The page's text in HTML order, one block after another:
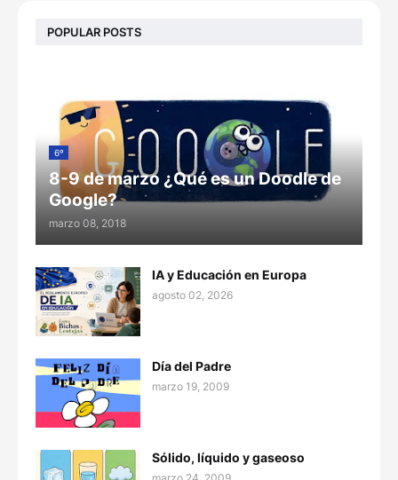
POPULAR POSTS
6º
8-9 de marzo ¿Qué es un Doodle de
Google?
marzo 08, 2018
IA y Educación en Europa
agosto 02, 2026
Día del Padre
marzo 19, 2009
Sólido, líquido y gaseoso